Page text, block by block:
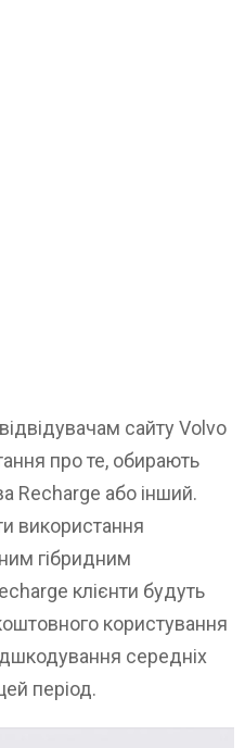
сайту Volvo
про те, обирають
Recharge або інший.
використання
гібридним
клієнти будуть
користування
середніх
період.